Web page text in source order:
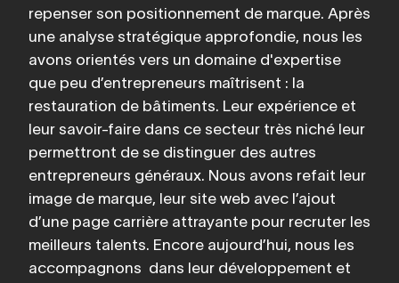
repenser son positionnement de marque. Après
une analyse stratégique approfondie, nous les
avons orientés vers un domaine d'expertise
que peu d’entrepreneurs maîtrisent : la
restauration de bâtiments. Leur expérience et
leur savoir-faire dans ce secteur très niché leur
permettront de se distinguer des autres
entrepreneurs généraux. Nous avons refait leur
image de marque, leur site web avec l’ajout
d’une page carrière attrayante pour recruter les
meilleurs talents. Encore aujourd’hui, nous les
accompagnons  dans leur développement et